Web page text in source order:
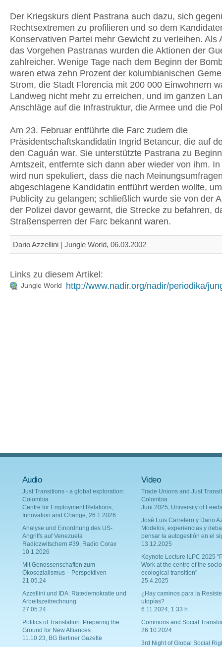
Der Kriegskurs dient Pastrana auch dazu, sich
Rechtsextremen zu profilieren und so dem
Konservativen Partei mehr Gewicht zu verleihen. Als
das Vorgehen Pastranas wurden die Aktionen der
zahlreicher. Wenige Tage nach dem Beginn der
waren etwa zehn Prozent der kolumbianischen
Strom, die Stadt Florencia mit 200 000 Einwohnern
Landweg nicht mehr zu erreichen, und im ganzen
Anschläge auf die Infrastruktur, die Armee und die
Am 23. Februar entführte die Farc zudem die
Präsidentschaftskandidatin Ingrid Betancur, die auf
den Caguán war. Sie unterstützte Pastrana zu
Amtszeit, entfernte sich dann aber wieder von ihm.
wird nun spekuliert, dass die nach
abgeschlagene Kandidatin entführt werden wollte,
Publicity zu gelangen; schließlich wurde sie von der
der Polizei davor gewarnt, die Strecke zu befahren,
Straßensperren der Farc bekannt waren.
Dario Azzellini | Jungle World, 06.03.2002
Links zu diesem Artikel:
Jungle World http://www.nadir.org/nadir/periodika/
Audio
Just Transitions - a global exploration:
Colombia
Centre for Employment Relations,
Innovation and Change, 26.1.2026
Analyse und Einordnung des US-
Angriffs auf Venezuela
Radiozwitschern #39, Radio Corax
10.1.2026
Mit Genossenschaften zum
Ökosozialismus – Perspektiven
21.05.24
Azzellini und IDA: Rätedemokratie und
Arbeitszeitrechnung
27.05.24
Politics of Translation: Preparing the
Ground for New Alliances
11.10.23, BG Berliner Gazette
Video
Trade Unions and Just
Colombia
Juni 2025, University of Leeds
Josè Luis Carretero y Dario
Modelos, experiencias y
pensar la autogestión en el
13.12.2025
Keynote Lecture ILPC 2025
Work at the centre of the
ecological transition"
25.4.2025
¿Hay caminos para la
utopías?
6.11.2024, 1:33 h
Commons and Social
26.10.2024
3rd Night of Global Social